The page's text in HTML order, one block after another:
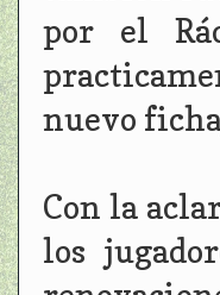
por el
nuevo
Con la
los